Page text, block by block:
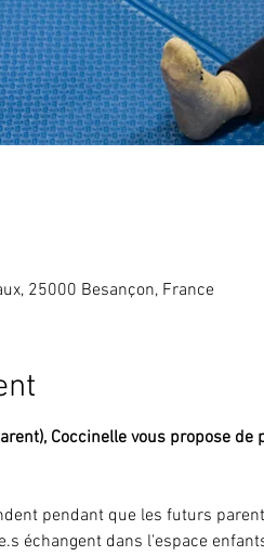
25000 Besançon, France
Coccinelle vous propose
pendant que les futurs
échangent dans l'espace